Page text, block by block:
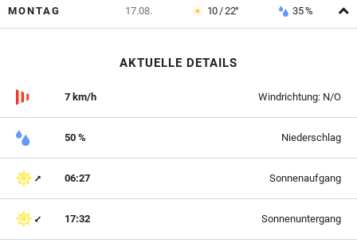
MONTAG 17.08. 10 / 22° 35 %
AKTUELLE DETAILS
7 km/h Windrichtung: N/O
50 % Niederschlag
06:27 Sonnenaufgang
17:32 Sonnenuntergang